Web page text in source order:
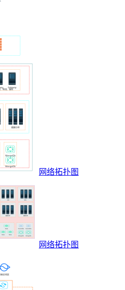
网络拓扑图
网络拓扑图